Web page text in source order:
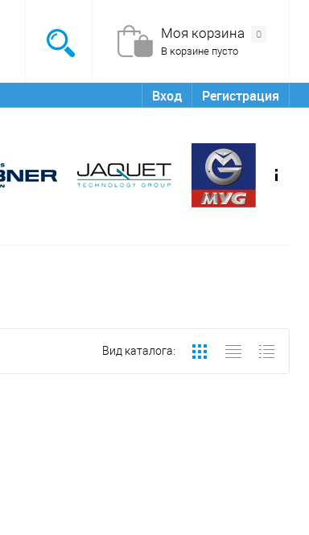
Моя корзина
0
В корзине пусто
Вход Регистрация
Вид каталога: